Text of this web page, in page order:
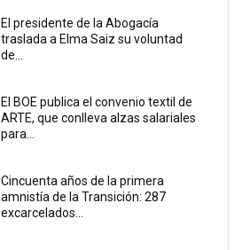
El presidente de la Abogacía
traslada a Elma Saiz su voluntad
de...
El BOE publica el convenio textil de
ARTE, que conlleva alzas salariales
para...
Cincuenta años de la primera
amnistía de la Transición: 287
excarcelados...